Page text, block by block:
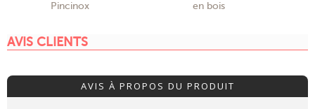
Pincinox
en bois
AVIS CLIENTS
AVIS À PROPOS DU PRODUIT